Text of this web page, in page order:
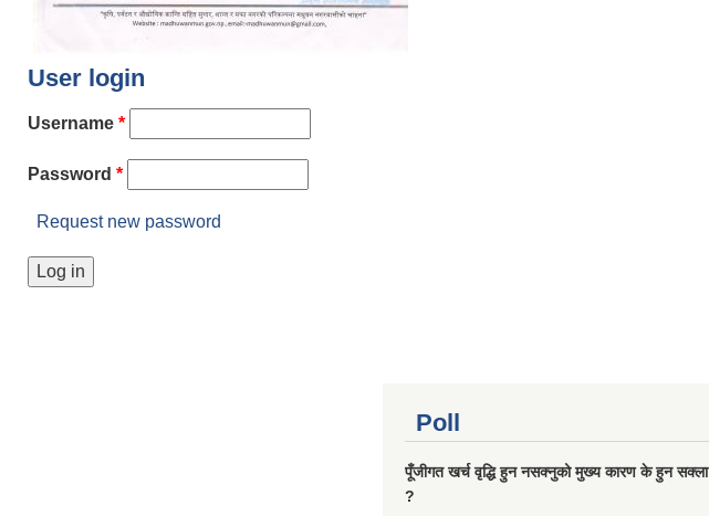
User login
Username *
Password *
Request new password
Poll
पूँजीगत खर्च वृद्धि हुन नसक्नुको मुख्य कारण के हुन सक्ला
?